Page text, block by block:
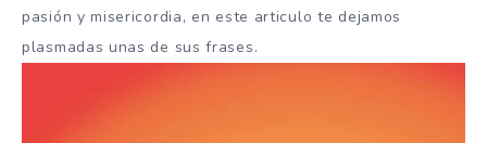
pasión y misericordia, en este articulo te dejamos
plasmadas unas de sus frases.